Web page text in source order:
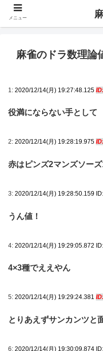
麻雀のドラ数理論
1: 2020/12/14(月) 19:27:48.125
役満にならない手として
2: 2020/12/14(月) 19:28:19.975
赤はピンズ2マンズソー
3: 2020/12/14(月) 19:28:50.159
うん値！
4: 2020/12/14(月) 19:29:05.872
4×3種でええやん
5: 2020/12/14(月) 19:29:24.381
とりあえずサンカンツと
6: 2020/12/14(月) 19:30:09.874
メニュー